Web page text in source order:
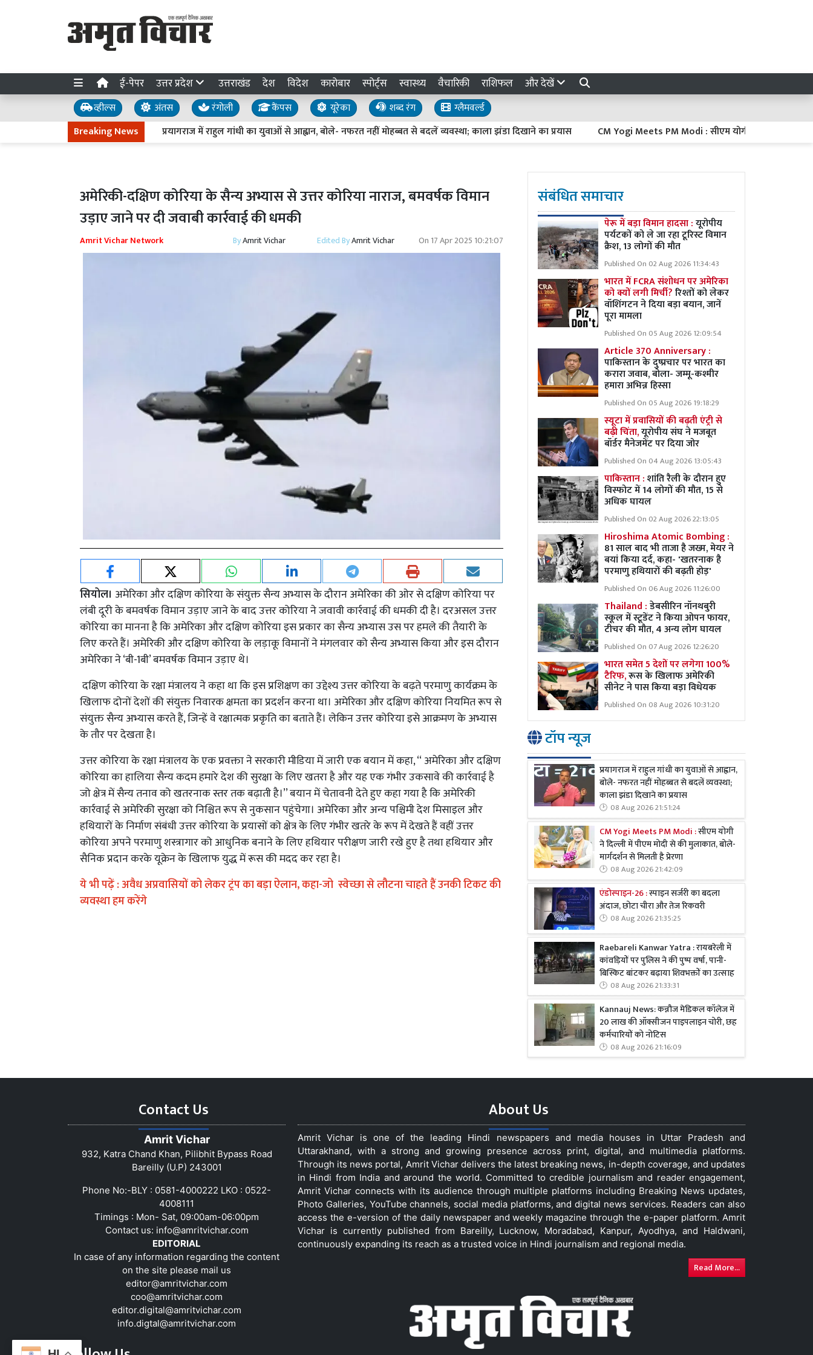
ई-पेपर उत्तर प्रदेश उत्तराखंड देश विदेश कारोबार स्पोर्ट्स स्वास्थ्य वैचारिकी राशिफल और देखें
व्हील्स अंतस रंगोली कैंपस यूरेका शब्द रंग
ग्लैमवर्ल्ड
Breaking News
प्रयागराज में राहुल गांधी का युवाओं से आह्वान, बोले- नफरत नहीं मोहब्बत से बदलें व्यवस्था; काला झंडा दिखाने का प्रयास CM Yogi Meets PM Modi : सीएम योगी ने दिल्ली में पीएम
अमेरिकी-दक्षिण कोरिया के सैन्य अभ्यास से उत्तर कोरिया नाराज, बमवर्षक विमान
उड़ाए जाने पर दी जवाबी कार्रवाई की धमकी
Amrit Vichar Network ByAmrit Vichar Edited ByAmrit Vichar On 17 Apr 2025 10:21:07
सियोल। अमेरिका और दक्षिण कोरिया के संयुक्त सैन्य अभ्यास के दौरान अमेरिका की ओर से दक्षिण कोरिया पर
लंबी दूरी के बमवर्षक विमान उड़ाए जाने के बाद उत्तर कोरिया ने जवावी कार्रवाई की धमकी दी है। दरअसल उत्तर
कोरिया का मानना है कि अमेरिका और दक्षिण कोरिया इस प्रकार का सैन्य अभ्यास उस पर हमले की तैयारी के
लिए करते हैं। अमेरिकी और दक्षिण कोरिया के लड़ाकू विमानों ने मंगलवार को सैन्य अभ्यास किया और इस दौरान
अमेरिका ने ‘बी-1बी’ बमवर्षक विमान उड़ाए थे।
दक्षिण कोरिया के रक्षा मंत्रालय ने कहा था कि इस प्रशिक्षण का उद्देश्य उत्तर कोरिया के बढ़ते परमाणु कार्यक्रम के
खिलाफ दोनों देशों की संयुक्त निवारक क्षमता का प्रदर्शन करना था। अमेरिका और दक्षिण कोरिया नियमित रूप से
संयुक्त सैन्य अभ्यास करते हैं, जिन्हें वे रक्षात्मक प्रकृति का बताते हैं। लेकिन उत्तर कोरिया इसे आक्रमण के अभ्यास
के तौर पर देखता है।
उत्तर कोरिया के रक्षा मंत्रालय के एक प्रवक्ता ने सरकारी मीडिया में जारी एक बयान में कहा, ‘‘ अमेरिका और दक्षिण
कोरिया का हालिया सैन्य कदम हमारे देश की सुरक्षा के लिए खतरा है और यह एक गंभीर उकसावे की कार्रवाई है
जो क्षेत्र में सैन्य तनाव को खतरनाक स्तर तक बढ़ाती है।’’ बयान में चेतावनी देते हुए कहा गया है कि अमेरिकी
कार्रवाई से अमेरिकी सुरक्षा को निश्चित रूप से नुकसान पहुंचेगा। अमेरिका और अन्य पश्चिमी देश मिसाइल और
हथियारों के निर्माण संबंधी उत्तर कोरिया के प्रयासों को क्षेत्र के लिए गंभीर खतरे के रूप में देखते हैं वहीं उत्तर
कोरिया अपने परमाणु शस्त्रागार को आधुनिक बनाने के लिए हथियार परीक्षण जारी रखे हुए है तथा हथियार और
सैनिक प्रदान करके यूक्रेन के खिलाफ युद्ध में रूस की मदद कर रहा है।
ये भी पढ़ें :अवैध अप्रवासियों को लेकर ट्रंप का बड़ा ऐलान, कहा-जो स्वेच्छा से लौटना चाहते हैं उनकी टिकट की
व्यवस्था हम करेंगे
संबंधित समाचार
पेरू में बड़ा विमान हादसा :यूरोपीय
पर्यटकों को ले जा रहा टूरिस्ट विमान
क्रैश, 13 लोगों की मौत
Published On 02 Aug 2026 11:34:43
भारत में FCRA संशोधन पर अमेरिका
को क्यों लगी मिर्ची?रिश्तों को लेकर
वॉशिंगटन ने दिया बड़ा बयान, जानें
पूरा मामला
Published On 05 Aug 2026 12:09:54
Article 370 Anniversary :
पाकिस्तान के दुष्प्रचार पर भारत का
करारा जवाब, बोला- जम्मू-कश्मीर
हमारा अभिन्न हिस्सा
Published On 05 Aug 2026 19:18:29
स्यूटा में प्रवासियों की बढ़ती एंट्री से
बढ़ी चिंता,यूरोपीय संघ ने मजबूत
बॉर्डर मैनेजमेंट पर दिया जोर
Published On 04 Aug 2026 13:05:43
पाकिस्तान :शांति रैली के दौरान हुए
विस्फोट में 14 लोगों की मौत, 15 से
अधिक घायल
Published On 02 Aug 2026 22:13:05
Hiroshima Atomic Bombing :
81 साल बाद भी ताजा है जख्म, मेयर ने
बयां किया दर्द, कहा- 'खतरनाक है
परमाणु हथियारों की बढ़ती होड़'
Published On 06 Aug 2026 11:26:00
Thailand :डेबसीरिन नॉनथबुरी
स्कूल में स्टूडेंट ने किया ओपन फायर,
टीचर की मौत, 4 अन्य लोग घायल
Published On 07 Aug 2026 12:26:20
भारत समेत 5 देशों पर लगेगा 100%
टैरिफ,रूस के खिलाफ अमेरिकी
सीनेट ने पास किया बड़ा विधेयक
Published On 08 Aug 2026 10:31:20
टॉप न्यूज
प्रयागराज में राहुल गांधी का युवाओं से आह्वान,
बोले- नफरत नहीं मोहब्बत से बदलें व्यवस्था;
काला झंडा दिखाने का प्रयास
08 Aug 2026 21:51:24
CM Yogi Meets PM Modi :सीएम योगी
ने दिल्ली में पीएम मोदी से की मुलाकात, बोले-
मार्गदर्शन से मिलती है प्रेरणा
08 Aug 2026 21:42:09
एंडोस्पाइन-26 :स्पाइन सर्जरी का बदला
अंदाज, छोटा चीरा और तेज रिकवरी
08 Aug 2026 21:35:25
Raebareli Kanwar Yatra : रायबरेली में
कांवड़ियों पर पुलिस ने की पुष्प वर्षा, पानी-
बिस्किट बांटकर बढ़ाया शिवभक्तों का उत्साह
08 Aug 2026 21:33:31
Kannauj News: कन्नौज मेडिकल कॉलेज में
20 लाख की ऑक्सीजन पाइपलाइन चोरी, छह
कर्मचारियों को नोटिस
08 Aug 2026 21:16:09
Contact Us
Amrit Vichar
932, Katra Chand Khan, Pilibhit Bypass Road
Bareilly (U.P) 243001
Phone No:-BLY : 0581-4000222 LKO : 0522-
4008111
Timings : Mon- Sat, 09:00am-06:00pm
Contact us: info@amritvichar.com
EDITORIAL
In case of any information regarding the content
on the site please mail us
editor@amritvichar.com
coo@amritvichar.com
editor.digital@amritvichar.com
info.digtal@amritvichar.com
About Us
Amrit Vichar is one of the leading Hindi newspapers and media houses in Uttar Pradesh and
Uttarakhand, with a strong and growing presence across print, digital, and multimedia platforms.
Through its news portal, Amrit Vichar delivers the latest breaking news, in-depth coverage, and updates
in Hindi from India and around the world. Committed to credible journalism and reader engagement,
Amrit Vichar connects with its audience through multiple platforms including Breaking News updates,
Photo Galleries, YouTube channels, social media platforms, and digital news services. Readers can also
access the e-version of the daily newspaper and weekly magazine through the e-paper platform. Amrit
Vichar is currently published from Bareilly, Lucknow, Moradabad, Kanpur, Ayodhya, and Haldwani,
continuously expanding its reach as a trusted voice in Hindi journalism and regional media.
Read More...